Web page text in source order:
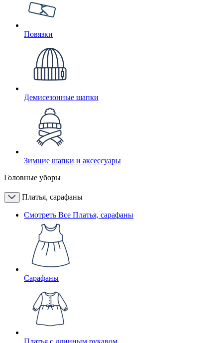
Повязки
Демисезонные шапки
Зимние шапки и аксессуары
Головные уборы
Платья, сарафаны
Смотреть Все Платья, сарафаны
Сарафаны
Платья с длинным рукавом